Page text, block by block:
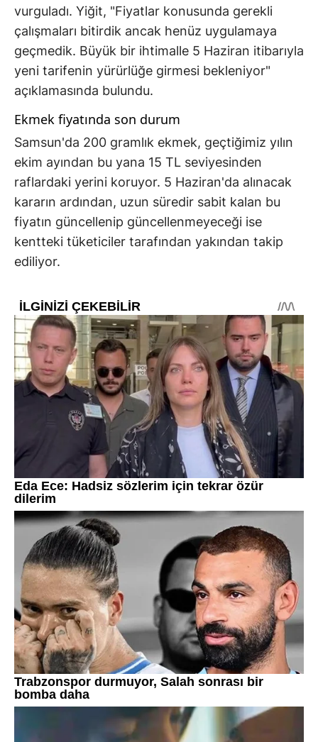
vurguladı. Yiğit, "Fiyatlar konusunda gerekli
çalışmaları bitirdik ancak henüz uygulamaya
geçmedik. Büyük bir ihtimalle 5 Haziran itibarıyla
yeni tarifenin yürürlüğe girmesi bekleniyor"
açıklamasında bulundu.
Ekmek fiyatında son durum
Samsun'da 200 gramlık ekmek, geçtiğimiz yılın
ekim ayından bu yana 15 TL seviyesinden
raflardaki yerini koruyor. 5 Haziran'da alınacak
kararın ardından, uzun süredir sabit kalan bu
fiyatın güncellenip güncellenmeyeceği ise
kentteki tüketiciler tarafından yakından takip
ediliyor.